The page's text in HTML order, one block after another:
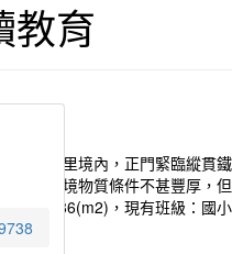
教育
的瑞原里境內，正門緊臨縱
生活環境物質條件不甚豐厚
：26586(m2)，現有班級：國